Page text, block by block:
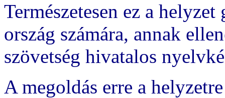
Természetesen ez a
ország számára, annak
szövetség hivatalos
A megoldás erre a